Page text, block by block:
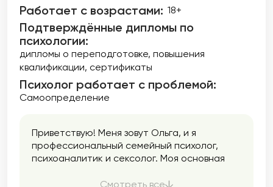
Работает с возрастами: 18+
Подтверждённые дипломы по
психологии:
дипломы о переподготовке повышения
квалификации сертификаты
Психолог работает с проблемой:
Самоопределение
Приветствую! Меня зовут Ольга, и я
профессиональный семейный психолог,
психоаналитик и сексолог. Моя основная
качества их жизни, отношений и
Смотреть все